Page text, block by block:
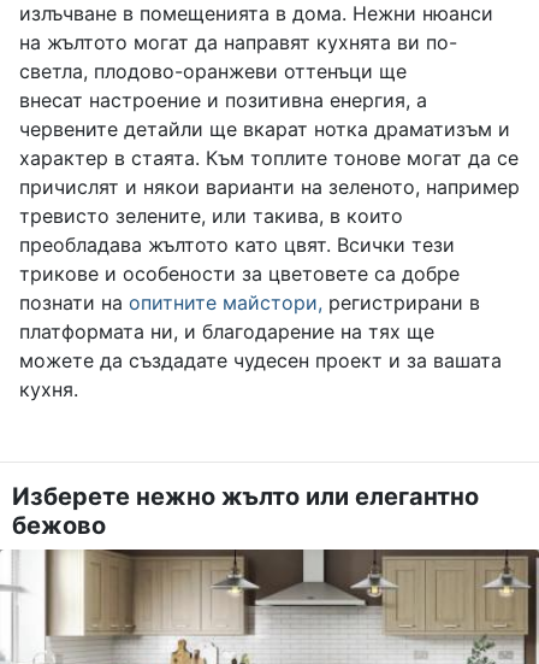
излъчване в помещенията в дома. Нежни нюанси
на жълтото могат да направят кухнята ви по-
светла, плодово-оранжеви оттенъци ще
внесат настроение и позитивна енергия, а
червените детайли ще вкарат нотка драматизъм и
характер в стаята. Към топлите тонове могат да се
причислят и някои варианти на зеленото, например
тревисто зелените, или такива, в които
преобладава жълтото като цвят. Всички тези
трикове и особености за цветовете са добре
познати на опитните майстори, регистрирани в
платформата ни, и благодарение на тях ще
можете да създадате чудесен проект и за вашата
кухня.
Изберете нежно жълто или елегантно
бежово